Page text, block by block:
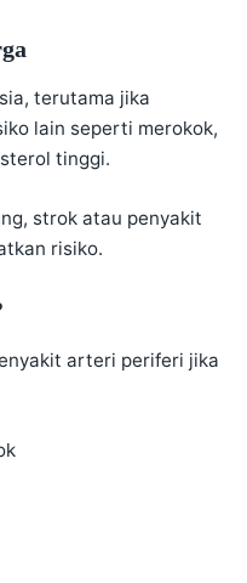
terutama jika
lain seperti merokok,
tinggi.
strok atau penyakit
risiko.
arteri periferi jika